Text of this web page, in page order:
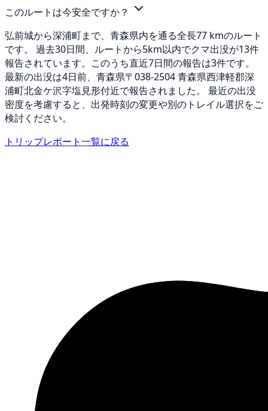
このルートは今安全ですか？
弘前城から深浦町まで、青森県内を通る全長77 kmのルート
です。 過去30日間、ルートから5km以内でクマ出没が13件
報告されています。このうち直近7日間の報告は3件です。
最新の出没は4日前、青森県〒038-2504 青森県西津軽郡深
浦町北金ケ沢字塩見形付近で報告されました。 最近の出没
密度を考慮すると、出発時刻の変更や別のトレイル選択をご
検討ください。
トリップレポート一覧に戻る